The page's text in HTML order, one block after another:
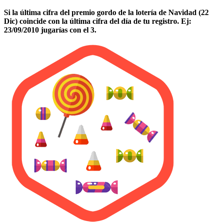
Si la última cifra del premio gordo de la lotería de Navidad (22
Dic) coincide con la última cifra del día de tu registro. Ej:
23/09/2010 jugarías con el 3.